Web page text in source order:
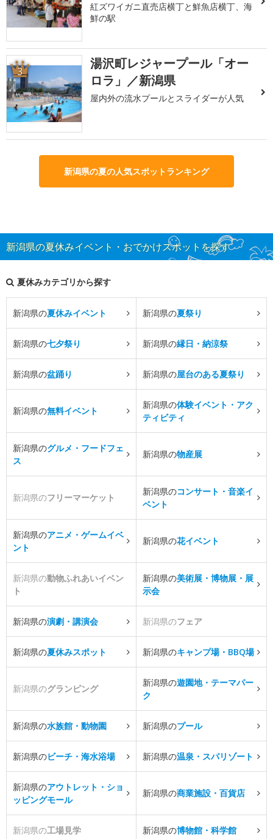
紅ズワイガニ直売店横丁と鮮魚店横丁、海
鮮の駅
3
湯沢町レジャープール「オー
ロラ」／新潟県
屋内外の流水プールとスライダーが人気
新潟県の夏の人気スポットランキング
新潟県の夏休みイベント・おでかけスポットを探す
夏休みカテゴリから探す
新潟県の夏休みイベント 新潟県の夏祭り
新潟県の七夕祭り 新潟県の縁日・納涼祭
新潟県の盆踊り 新潟県の屋台のある夏祭り
新潟県の無料イベント
新潟県の体験イベント・アク
ティビティ
新潟県のグルメ・フードフェ
ス
新潟県の物産展
新潟県のフリーマーケット
新潟県のコンサート・音楽イ
ベント
新潟県のアニメ・ゲームイベ
ント
新潟県の花イベント
新潟県の動物ふれあいイベン
ト
新潟県の美術展・博物展・展
示会
新潟県の演劇・講演会 新潟県のフェア
新潟県の夏休みスポット 新潟県のキャンプ場・BBQ場
新潟県のグランピング
新潟県の遊園地・テーマパー
ク
新潟県の水族館・動物園 新潟県のプール
新潟県のビーチ・海水浴場 新潟県の温泉・スパリゾート
新潟県のアウトレット・ショ
ッピングモール
新潟県の商業施設・百貨店
新潟県の工場見学 新潟県の博物館・科学館